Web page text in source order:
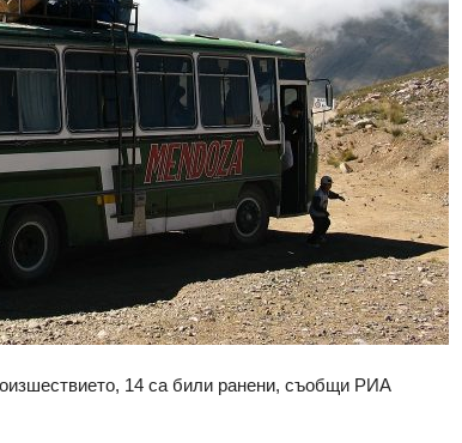
14 са били ранени, съобщи РИА